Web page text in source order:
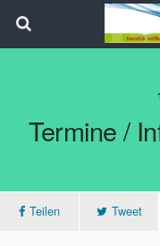
Termine /
Teilen Tweet